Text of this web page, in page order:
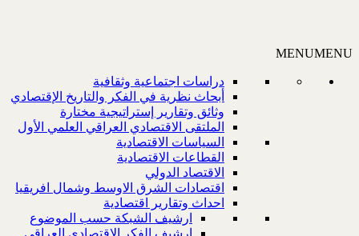
MENUMENU
دراسات اجتماعية وثقافية
أبحاث نظرية في الفكر والتاريخ الإقتصادي
وثائق وتقارير إستراتيجية مختارة
الملتقى الاقتصادي العراقي العلمي الأول
السياسات الاقتصادية
القطاعات الاقتصادية
الاقتصاد الدولي
اقتصادات الشرق الاوسط وشمال افريقيا
احداث وتقارير اقتصادية
ارشيف الشبكة حسب الموضوع
ارشيف الفكر الاقتصادي العراقي